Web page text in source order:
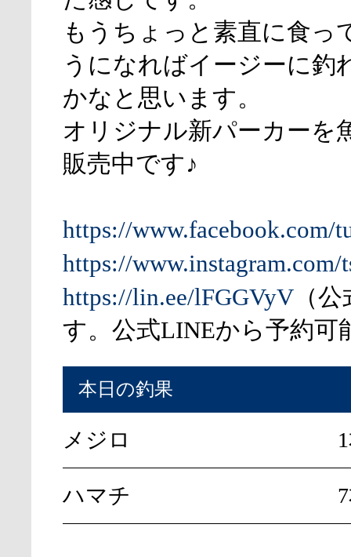
もうちょっと素直に食っ
うになればイージーに釣
かなと思います。
オリジナル新パーカーを
販売中です♪
https://www.facebook.com/
https://www.instagram.com/
https://lin.ee/lFGGVyV （
す。公式LINEから予約可
本日の釣果
メジロ
ハマチ